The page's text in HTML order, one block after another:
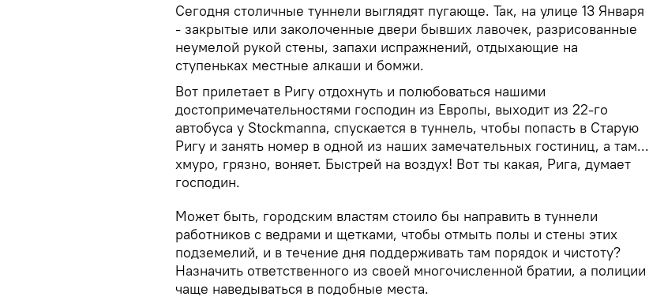
Сегодня столичные туннели выглядят пугающе. Так, на улице 13 Января
- закрытые или заколоченные двери бывших лавочек, разрисованные
неумелой рукой стены, запахи испражнений, отдыхающие на
ступеньках местные алкаши и бомжи.
Вот прилетает в Ригу отдохнуть и полюбоваться нашими
достопримечательностями господин из Европы, выходит из 22-го
автобуса у Stockmanna, спускается в туннель, чтобы попасть в Старую
Ригу и занять номер в одной из наших замечательных гостиниц, а там...
хмуро, грязно, воняет. Быстрей на воздух! Вот ты какая, Рига, думает
господин.
Может быть, городским властям стоило бы направить в туннели
работников с ведрами и щетками, чтобы отмыть полы и стены этих
подземелий, и в течение дня поддерживать там порядок и чистоту?
Назначить ответственного из своей многочисленной братии, а полиции
чаще наведываться в подобные места.